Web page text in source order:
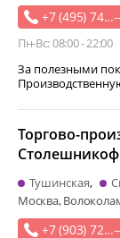
+7 (495) 74...
Пн-Вс: 08:00 - 22:00
За полезными
+7 (903) 72...
Торгово-
Столешникоф
Тушинская
Москва,